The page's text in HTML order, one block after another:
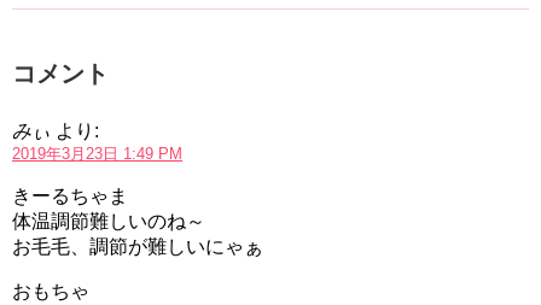
コメント
みぃ より:
2019年3月23日 1:49 PM
きーるちゃま
体温調節難しいのね～
お毛毛、調節が難しいにゃぁ
おもちゃ